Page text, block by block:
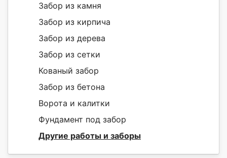
Забор из камня
Забор из кирпича
Забор из дерева
Забор из сетки
Кованый забор
Забор из бетона
Ворота и калитки
Фундамент под забор
Другие работы и заборы